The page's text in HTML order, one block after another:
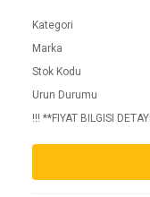
Kategori
Marka
Stok Kodu
Urun Durumu
!!! **FIYAT BILGISI DETAYI